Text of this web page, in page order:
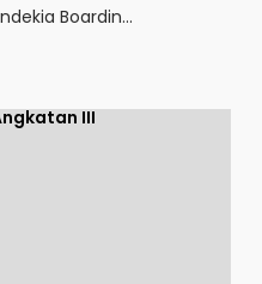
Boardin...